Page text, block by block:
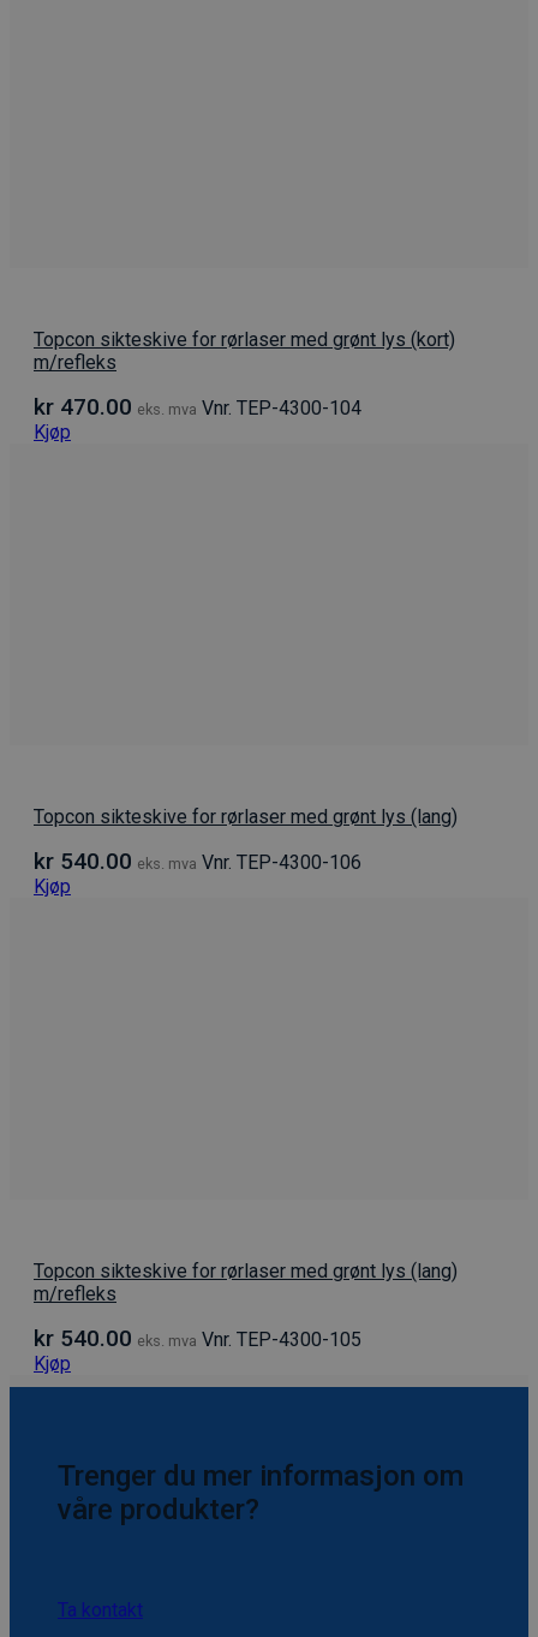
Topcon sikteskive for rørlaser med grønt lys (kort)
m/refleks
kr 470.00 eks. mva Vnr. TEP-4300-104
Kjøp
Topcon sikteskive for rørlaser med grønt lys (lang)
kr 540.00 eks. mva Vnr. TEP-4300-106
Kjøp
Topcon sikteskive for rørlaser med grønt lys (lang)
m/refleks
kr 540.00 eks. mva Vnr. TEP-4300-105
Kjøp
Trenger du mer informasjon om
våre produkter?
Ta kontakt